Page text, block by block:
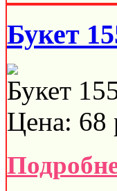
Букет
Букет
Цена: 68